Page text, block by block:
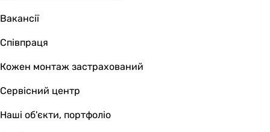
Вакансії
Співпраця
Кожен монтаж застрахований
Сервісний центр
Наші об'єкти, портфоліо